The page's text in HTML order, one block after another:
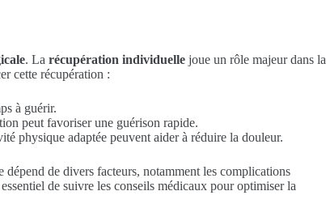
. La récupération individuelle joue un rôle majeur dans la
cette récupération :
à guérir.
peut favoriser une guérison rapide.
physique adaptée peuvent aider à réduire la douleur.
de divers facteurs, notamment les complications
de suivre les conseils médicaux pour optimiser la